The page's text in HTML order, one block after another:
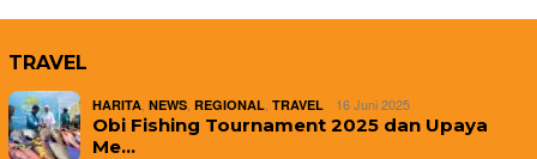
TRAVEL
HARITA NEWS REGIONAL TRAVEL 16 Juni 2025
Obi Fishing Tournament 2025 dan Upaya
Me…